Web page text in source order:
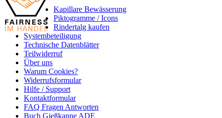
Kapillare Bewässerung
Piktogramme / Icons
Rindertalg kaufen
Systembeteiligung
Technische Datenblätter
Teilwiderruf
Über uns
Warum Cookies?
Widerrufsformular
Hilfe / Support
Kontaktformular
FAQ Fragen Antworten
Buch Gießkanne ADE